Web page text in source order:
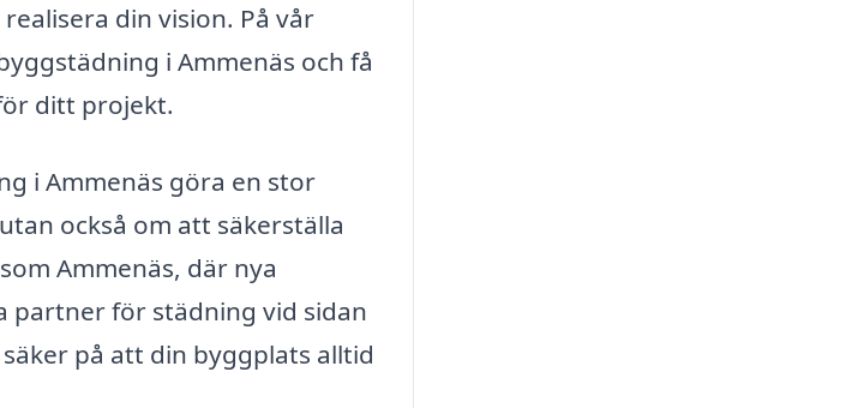
din vision. På vår
i Ammenäs och få
ditt projekt.
i Ammenäs göra en stor
också om att säkerställa
Ammenäs, där nya
partner för städning vid sidan
på att din byggplats alltid